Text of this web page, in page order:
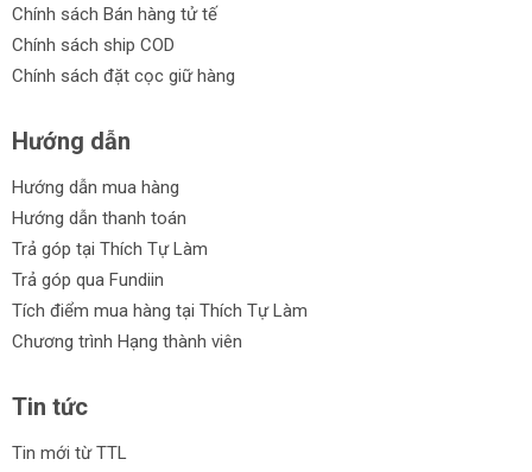
Chính sách Bán hàng tử tế
Chính sách ship COD
Chính sách đặt cọc giữ hàng
Hướng dẫn
Hướng dẫn mua hàng
Hướng dẫn thanh toán
Trả góp tại Thích Tự Làm
Trả góp qua Fundiin
Tích điểm mua hàng tại Thích Tự Làm
Chương trình Hạng thành viên
Tin tức
Tin mới từ TTL